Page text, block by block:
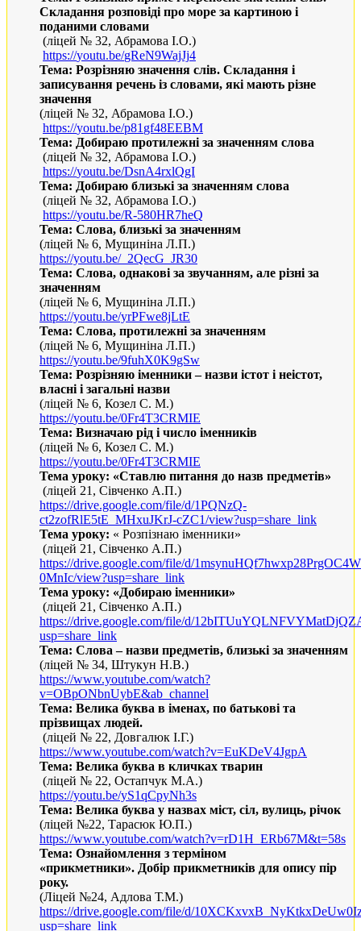
Складання роз­повіді про море за картиною і
поданими словами
(ліцей № 32, Абрамова І.О.)
https://youtu.be/gReN9WajJj4
Тема: Розрізняю значення слів. Складання і
записування речень із словами, які мають різне
значення
(ліцей № 32, Абрамова І.О.)
https://youtu.be/p81gf48EEBM
Тема: Добираю протилежні за значенням слова
(ліцей № 32, Абрамова І.О.)
https://youtu.be/DsnA4rxlQgI
Тема: Добираю близькі за значенням слова
(ліцей № 32, Абрамова І.О.)
https://youtu.be/R-580HR7heQ
Тема: Слова, близькі за значенням
(ліцей № 6, Мущиніна Л.П.)
https://youtu.be/_2QecG_JR30
Тема: Слова, однакові за звучанням, але різні за
значенням
(ліцей № 6, Мущиніна Л.П.)
https://youtu.be/yrPFwe8jLtE
Тема: Слова, протилежні за значенням
(ліцей № 6, Мущиніна Л.П.)
https://youtu.be/9fuhX0K9gSw
Тема: Розрізняю іменники – назви істот і неістот,
власні і загальні назви
(ліцей № 6, Козел С. М.)
https://youtu.be/0Fr4T3CRMIE
Тема: Визначаю рід і число іменників
(ліцей № 6, Козел С. М.)
https://youtu.be/0Fr4T3CRMIE
Тема уроку: «Ставлю питання до назв предметів»
(ліцей 21, Сівченко А.П.)
https://drive.google.com/file/d/1PQNzQ-
ct2zofRlE5tE_MHxuJKrJ-cZC1/view?usp=share_link
Тема уроку: « Розпізнаю іменники»
(ліцей 21, Сівченко А.П.)
https://drive.google.com/file/d/
0MnIc/view?usp=share_link
Тема уроку: «Добираю іменники»
(ліцей 21, Сівченко А.П.)
https://drive.google.com/file/d/
usp=share_link
Тема: Слова – назви предметів, близькі за значенням
(ліцей № 34, Штукун Н.В.)
https://www.youtube.com/watch?
v=OBpONbnUybE&ab_channel
Тема: Велика буква в іменах, по батькові та
прізвищах людей.
(ліцей № 22, Довгалюк І.Г.)
https://www.youtube.com/watch?v=EuKDeV4JgpA
Тема: Велика буква в кличках тварин
(ліцей № 22, Остапчук М.А.)
https://youtu.be/yS1qCpyNh3s
Тема: Велика буква у назвах міст, сіл, вулиць, річок
(ліцей №22, Тарасюк Ю.П.)
https://www.youtube.com/watch?v=rD1H ERb67M&t=58s
Тема: Ознайомлення з терміном
«прикметники». Добір прикметників для опису пір
року.
(Ліцей №24, Адлова Т.М.)
https://drive.google.com/file/d/
usp=share_link